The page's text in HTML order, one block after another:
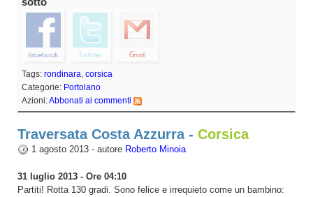
sotto
Tags: rondinara, corsica
Categorie: Portolano
Azioni:Abbonati ai commenti
Traversata Costa Azzurra - Corsica
1 agosto 2013 - autore Roberto Minoia
31 luglio 2013 - Ore 04:10
Partiti! Rotta 130 gradi. Sono felice e irrequieto come un bambino: